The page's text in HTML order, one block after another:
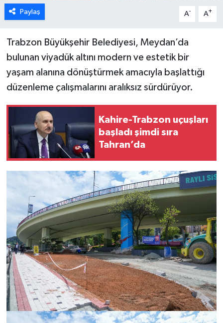
Paylaş A- A+
Trabzon Büyükşehir Belediyesi, Meydan’da
bulunan viyadük altını modern ve estetik bir
yaşam alanına dönüştürmek amacıyla başlattığı
düzenleme çalışmalarını aralıksız sürdürüyor.
Kahire-Trabzon uçuşları
başladı şimdi sıra
Tahran’da